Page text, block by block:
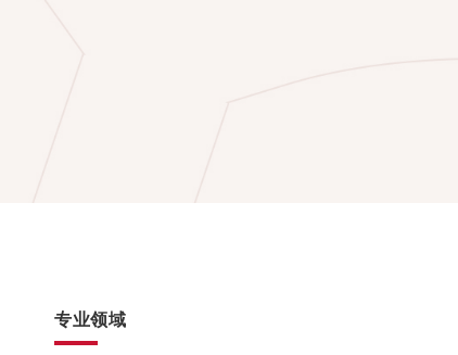
专业领域